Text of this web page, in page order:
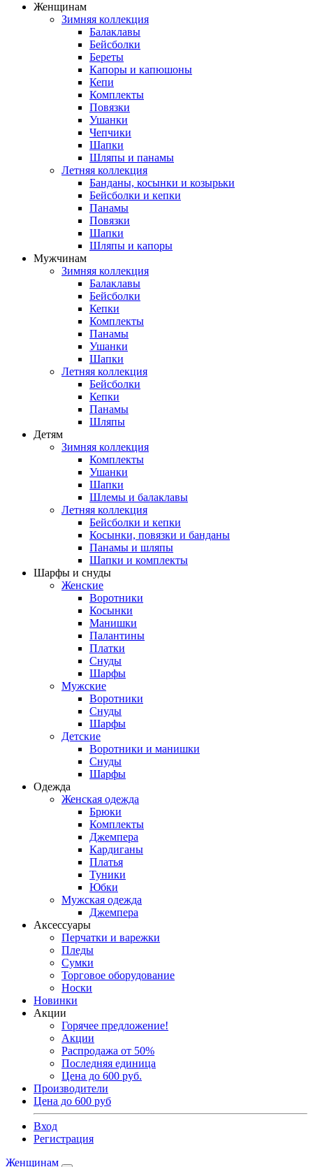
Женщинам
Зимняя коллекция
Балаклавы
Бейсболки
Береты
Капоры и капюшоны
Кепи
Комплекты
Повязки
Ушанки
Чепчики
Шапки
Шляпы и панамы
Летняя коллекция
Банданы, косынки и козырьки
Бейсболки и кепки
Панамы
Повязки
Шапки
Шляпы и капоры
Мужчинам
Зимняя коллекция
Балаклавы
Бейсболки
Кепки
Комплекты
Панамы
Ушанки
Шапки
Летняя коллекция
Бейсболки
Кепки
Панамы
Шляпы
Детям
Зимняя коллекция
Комплекты
Ушанки
Шапки
Шлемы и балаклавы
Летняя коллекция
Бейсболки и кепки
Косынки, повязки и банданы
Панамы и шляпы
Шапки и комплекты
Шарфы и снуды
Женские
Воротники
Косынки
Манишки
Палантины
Платки
Снуды
Шарфы
Мужские
Воротники
Снуды
Шарфы
Детские
Воротники и манишки
Снуды
Шарфы
Одежда
Женская одежда
Брюки
Комплекты
Джемпера
Кардиганы
Платья
Туники
Юбки
Мужская одежда
Джемпера
Аксессуары
Перчатки и варежки
Пледы
Сумки
Торговое оборудование
Носки
Новинки
Акции
Горячее предложение!
Акции
Распродажа от 50%
Последняя единица
Цена до 600 руб.
Производители
Цена до 600 руб
Вход
Регистрация
Женщинам